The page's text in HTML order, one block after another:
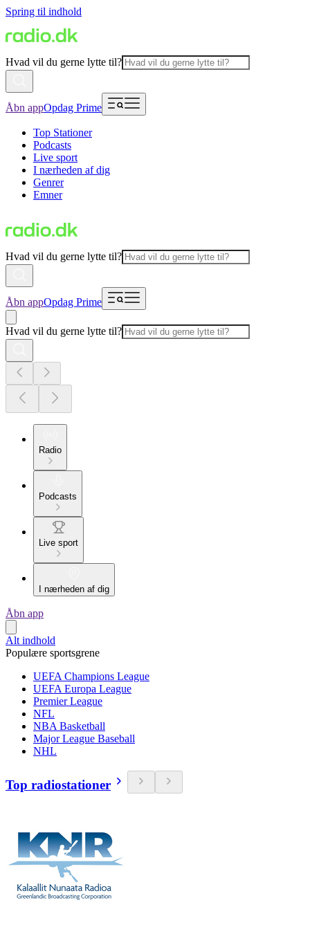
Spring til indhold
Hvad vil du gerne lytte til?
Åbn appOpdag Prime
Top Stationer
Podcasts
Live sport
I nærheden af dig
Genrer
Emner
Hvad vil du gerne lytte til?
Åbn appOpdag Prime
Hvad vil du gerne lytte til?
Radio
Podcasts
Live sport
I nærheden af dig
Åbn app
Alt indhold
Populære sportsgrene
UEFA Champions League
UEFA Europa League
Premier League
NFL
NBA Basketball
Major League Baseball
NHL
Top radiostationer